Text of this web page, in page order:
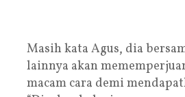
Masih kata Agus, dia
lainnya akan
macam cara demi